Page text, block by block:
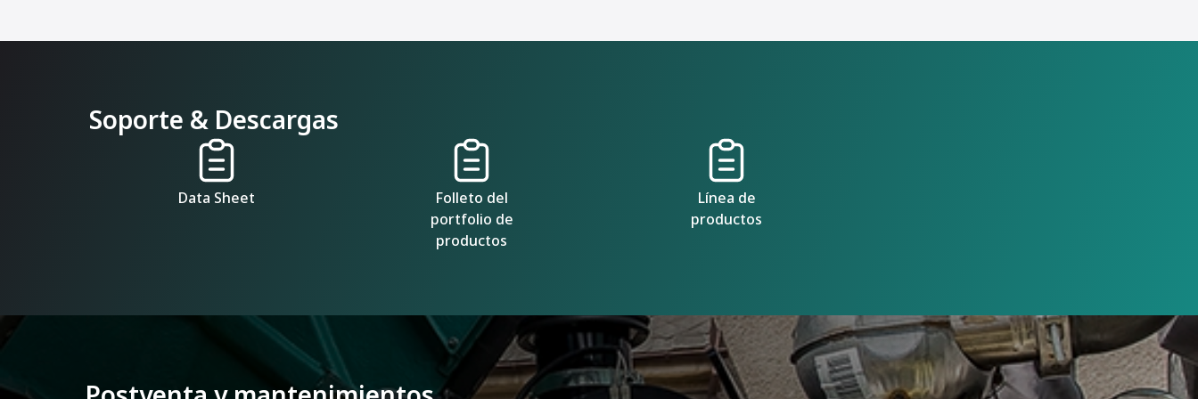
Soporte & Descargas
Data Sheet
Folleto del
portfolio de
productos
Línea de
productos